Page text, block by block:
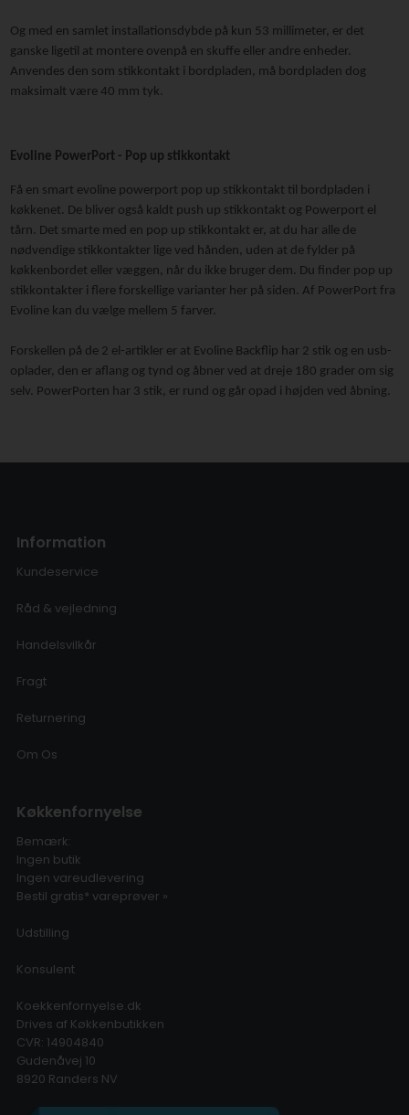
Og med en samlet installationsdybde på kun 53 millimeter, er det
ganske ligetil at montere ovenpå en skuffe eller andre enheder.
Anvendes den som stikkontakt i bordpladen, må bordpladen dog
maksimalt være 40 mm tyk.
Evoline PowerPort - Pop up stikkontakt
Få en smart evoline powerport pop up stikkontakt til bordpladen i
køkkenet. De bliver også kaldt push up stikkontakt og Powerport el
tårn. Det smarte med en pop up stikkontakt er, at du har alle de
nødvendige stikkontakter lige ved hånden, uden at de fylder på
køkkenbordet eller væggen, når du ikke bruger dem. Du finder pop up
stikkontakter i flere forskellige varianter her på siden. Af PowerPort fra
Evoline kan du vælge mellem 5 farver.
Forskellen på de 2 el-artikler er at Evoline Backflip har 2 stik og en usb-
oplader, den er aflang og tynd og åbner ved at dreje 180 grader om sig
selv. PowerPorten har 3 stik, er rund og går opad i højden ved åbning.
Information
Kundeservice
Råd & vejledning
Handelsvilkår
Fragt
Returnering
Om Os
Køkkenfornyelse
Bemærk:
Ingen butik
Ingen vareudlevering
Bestil gratis* vareprøver »
Udstilling
Konsulent
Koekkenfornyelse.dk
Drives af Køkkenbutikken
CVR: 14904840
Gudenåvej 10
8920 Randers NV